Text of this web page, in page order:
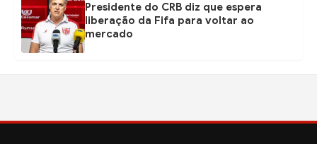
Presidente do CRB diz que espera
liberação da Fifa para voltar ao
mercado